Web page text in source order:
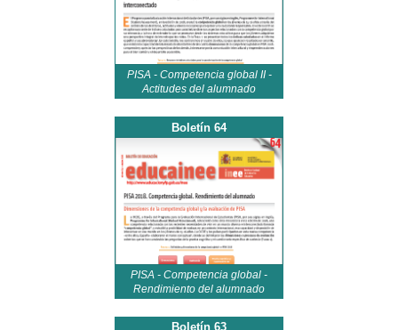
PISA - Competencia global II -
Actitudes del alumnado
Boletín 64
PISA - Competencia global -
Rendimiento del alumnado
Boletín 63